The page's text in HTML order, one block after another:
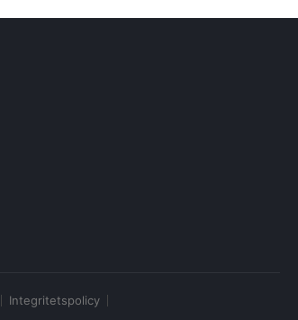
Integritetspolicy